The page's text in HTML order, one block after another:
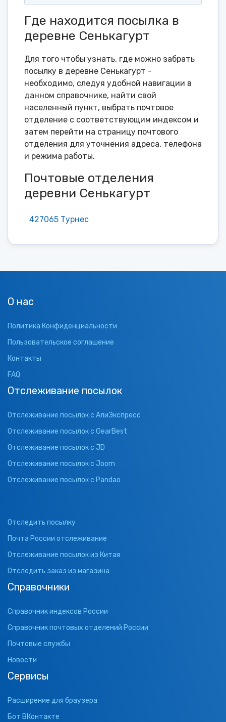
Где находится посылка в
деревне Сенькагурт
Для того чтобы узнать, где можно забрать
посылку в деревне Сенькагурт -
необходимо, следуя удобной навигации в
данном справочнике, найти свой
населенный пункт, выбрать почтовое
отделение с соответствующим индексом и
затем перейти на страницу почтового
отделения для уточнения адреса, телефона
и режима работы.
Почтовые отделения
деревни Сенькагурт
427065 Турнес
О нас
Политика Конфиденциальности
Пользовательское соглашение
Контакты
FAQ
Отслеживание посылок
Отслеживание посылок с АлиЭкспресс
Отслеживание посылок с GearBest
Отслеживание посылок с JD
Отслеживание посылок с Joom
Отслеживание посылок с Pandao
Отследить посылку
Почта России отслеживание
Отслеживание посылок из Китая
Отследить заказ из магазина
Справочники
Справочник индексов России
Справочник почтовых отделений России
Почтовые службы
Новости
Сервисы
Расширение для браузера
Бот ВКонтакте